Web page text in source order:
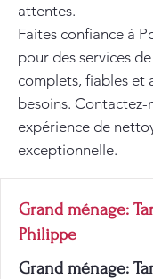
attentes.
Faites confiance à
pour des services
complets, fiables et
besoins.
expérience de
exceptionnelle.
Grand ménage:
Philippe
Grand ménage: